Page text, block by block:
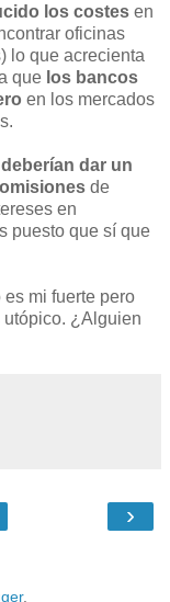
los costes en
oficinas
lo que acrecienta
que los bancos
en los mercados
deberían dar un
de
en
puesto que sí que
mi fuerte pero
utópico. ¿Alguien
›
.